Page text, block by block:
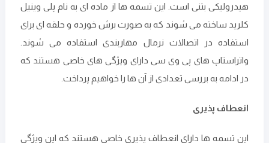
هیدرولیکی بتنی است. این تسمه ها از ماده ای به نام پلی وینیل
کلرید ساخته می‌ شوند که به صورت برش خورده و حلقه ای برای
استفاده در اتصالات نرمال مهاربندی استفاده می شوند.
واتراستاپ های پی وی سی دارای ویژگی های خاصی هستند که
در ادامه به بررسی تعدادی از آن‌ ها را خواهیم پرداخت.
انعطاف پذیری
این تسمه ها دارای انعطاف پذیری خاصی هستند که این ویژگی